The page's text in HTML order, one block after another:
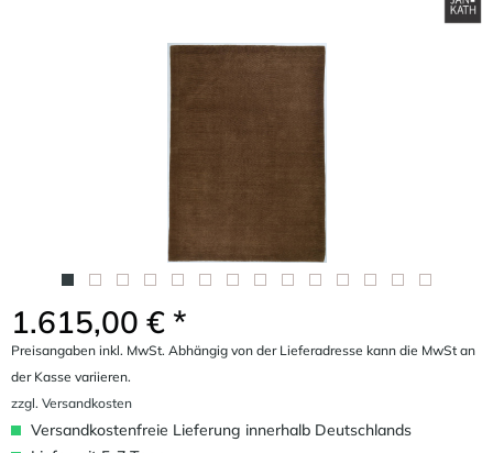
1.615,00 € *
Preisangaben inkl. MwSt. Abhängig von der Lieferadresse kann die MwSt an
der Kasse variieren.
zzgl. Versandkosten
Versandkostenfreie Lieferung innerhalb Deutschlands